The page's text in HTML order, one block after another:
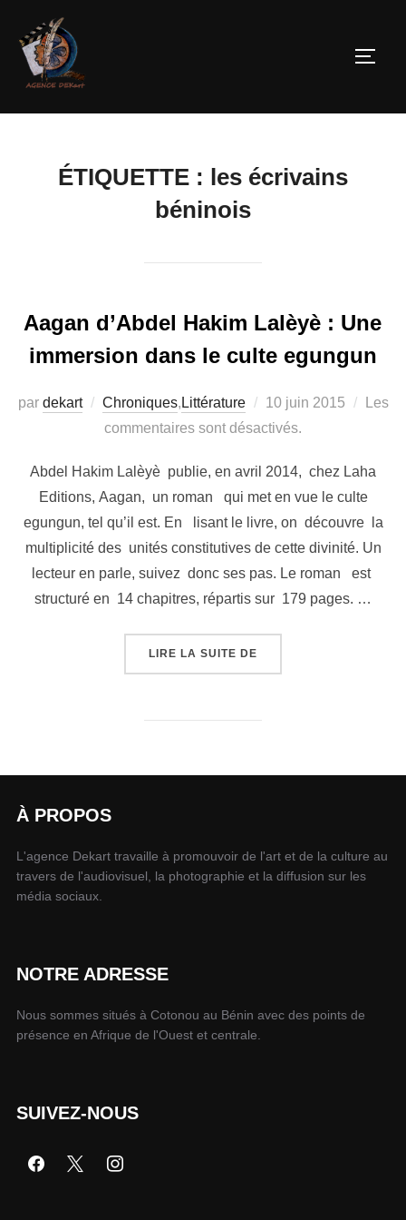
ÉTIQUETTE : les écrivains
béninois
Aagan d’Abdel Hakim Lalèyè : Une
immersion dans le culte egungun
par dekart Chroniques, Littérature 10 juin 2015
Les
commentaires sont désactivés.
Abdel Hakim Lalèyè publie, en avril 2014, chez Laha
Editions, Aagan, un roman qui met en vue le culte
egungun, tel qu’il est. En lisant le livre, on découvre la
multiplicité des unités constitutives de cette divinité. Un
lecteur en parle, suivez donc ses pas. Le roman est
structuré en 14 chapitres, répartis sur 179 pages. …
LIRE LA SUITE DE
À PROPOS
L'agence Dekart travaille à promouvoir de l'art et de la culture au
travers de l'audiovisuel, la photographie et la diffusion sur les
média sociaux.
NOTRE ADRESSE
Nous sommes situés à Cotonou au Bénin avec des points de
présence en Afrique de l'Ouest et centrale.
SUIVEZ-NOUS